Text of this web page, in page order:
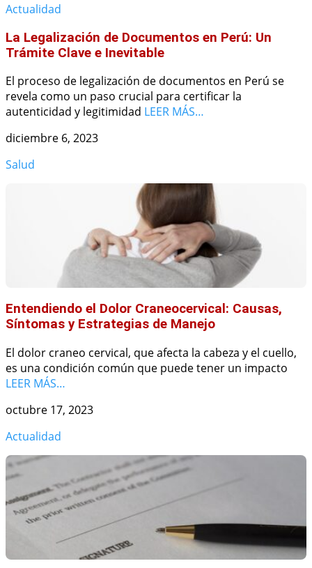
Actualidad
La Legalización de Documentos en Perú: Un
Trámite Clave e Inevitable
El proceso de legalización de documentos en Perú se
revela como un paso crucial para certificar la
autenticidad y legitimidad LEER MÁS…
diciembre 6, 2023
Salud
Entendiendo el Dolor Craneocervical: Causas,
Síntomas y Estrategias de Manejo
El dolor craneo cervical, que afecta la cabeza y el cuello,
es una condición común que puede tener un impacto
LEER MÁS…
octubre 17, 2023
Actualidad